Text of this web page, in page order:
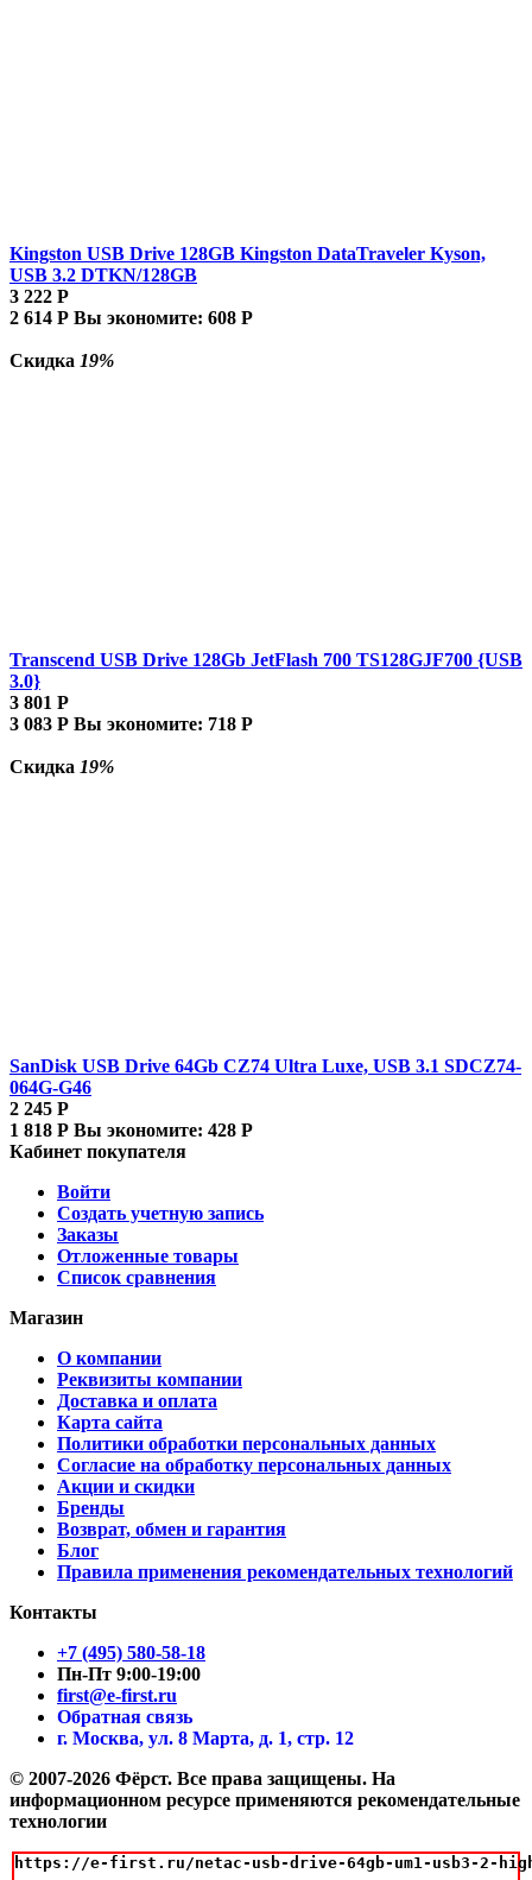
Kingston USB Drive 128GB Kingston DataTraveler Kyson,
USB 3.2 DTKN/128GB
3 222 Р
2 614 Р Вы экономите: 608 Р
Скидка 19%
Transcend USB Drive 128Gb JetFlash 700 TS128GJF700 {USB
3.0}
3 801 Р
3 083 Р Вы экономите: 718 Р
Скидка 19%
SanDisk USB Drive 64Gb CZ74 Ultra Luxe, USB 3.1 SDCZ74-
064G-G46
2 245 Р
1 818 Р Вы экономите: 428 Р
Кабинет покупателя
Войти
Создать учетную запись
Заказы
Отложенные товары
Список сравнения
Магазин
О компании
Реквизиты компании
Доставка и оплата
Карта сайта
Политики обработки персональных данных
Согласие на обработку персональных данных
Акции и скидки
Бренды
Возврат, обмен и гарантия
Блог
Правила применения рекомендательных технологий
Контакты
+7 (495) 580-58-18
Пн-Пт 9:00-19:00
first@e-first.ru
Обратная связь
г. Москва, ул. 8 Марта, д. 1, стр. 12
© 2007-2026 Фёрст. Все права защищены. На
информационном ресурсе применяются рекомендательные
технологии
https://e-first.ru/netac-usb-drive-64gb-um1-usb3-2-